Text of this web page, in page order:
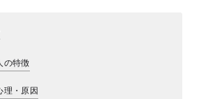
の特徴
理・原因